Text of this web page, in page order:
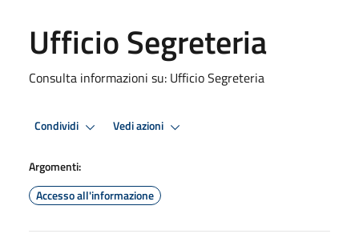
Ufficio Segreteria
Consulta informazioni su: Ufficio Segreteria
Condividi Vedi azioni
Argomenti:
Accesso all'informazione